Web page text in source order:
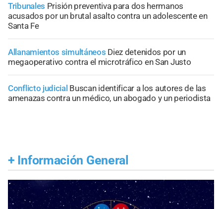
Tribunales Prisión preventiva para dos hermanos
acusados por un brutal asalto contra un adolescente en
Santa Fe
Allanamientos simultáneos Diez detenidos por un
megaoperativo contra el microtráfico en San Justo
Conflicto judicial Buscan identificar a los autores de las
amenazas contra un médico, un abogado y un periodista
+ Información General